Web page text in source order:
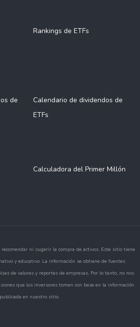
Rankings de ETFs
de
Calendario de dividendos de
ETFs
Calculadora del Primer Millón
ni sugerir la compra de activos. Este sitio tiene
y educativo. La información se obtiene de fuentes
de valores y reportes de empresas. Por lo tanto, no nos
que los inversores tomen con base en la información
publicada en nuestro sitio.